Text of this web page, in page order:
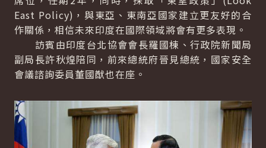
East Policy)，與東亞、東南亞國家建立更友好的合
作關係，相信未來印度在國際領域將會有更多表現。
訪賓由印度台北協會會長羅國棟、行政院新聞局
副局長許秋煌陪同，前來總統府晉見總統，國家安全
會議諮詢委員董國猷也在座。